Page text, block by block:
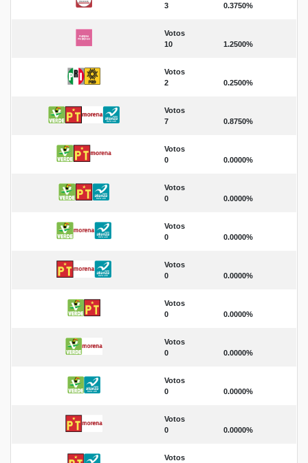
3
0.3750%
Votos
10
1.2500%
Votos
2
0.2500%
Votos
7
0.8750%
Votos
0
0.0000%
Votos
0
0.0000%
Votos
0
0.0000%
Votos
0
0.0000%
Votos
0
0.0000%
Votos
0
0.0000%
Votos
0
0.0000%
Votos
0
0.0000%
Votos